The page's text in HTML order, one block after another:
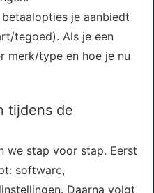
je aanbiedt
tegoed). Als je een
merk/type en hoe je nu
tijdens de
we stap voor stap. Eerst
software,
Daarna volgt